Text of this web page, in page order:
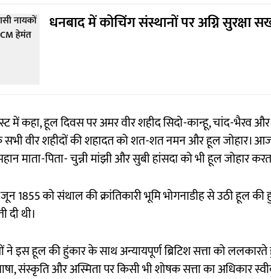
धनबाद में कोचिंग संस्थानों पर अग्नि सुरक्षा
में कहा, हूल दिवस पर अमर वीर शहीद सिदो-कान्हू, चांद-भैरव
सभी वीर शहीदों की शहादत को शत-शत नमन और हूल जोहार।
माता-पिता- चुन्नी मांझी और सुबी हांसदा को भी हूल जोहार
1855 को संथाल की क्रांतिकारी भूमि भोगनाडीह से उठी हूल
दी थी।
ने इस हूल की हुंकार के साथ अन्यायपूर्ण ब्रिटिश सत्ता को ललकारते
संस्कृति और अस्मिता पर किसी भी शोषक सत्ता का अधिकार